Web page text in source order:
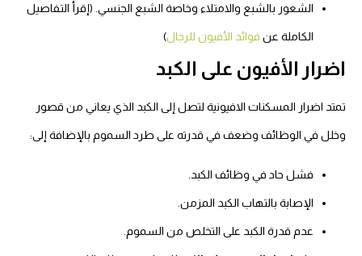
الشعور بالشبع والامتلاء وخاصة الشبع الجنسي. (إقرأ التفاصيل
الكاملة عن فوائد الأفيون للرجال)
اضرار الأفيون على الكبد
تمتد اضرار المسكنات الافيونية لتصل إلى الكبد الذي يعاني من قصور
وخلل في الوظائف وضعف في قدرته على طرد السموم بالإضافة إلى:
فشل حاد في وظائف الكبد.
الإصابة بالتهاب الكبد المزمن.
عدم قدرة الكبد على التخلص من السموم.